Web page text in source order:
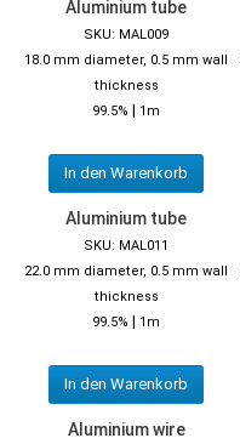
Aluminium tube
SKU: MAL009
18.0 mm diameter, 0.5 mm wall
thickness
99.5% | 1m
In den Warenkorb
Aluminium tube
SKU: MAL011
22.0 mm diameter, 0.5 mm wall
thickness
99.5% | 1m
In den Warenkorb
Aluminium wire